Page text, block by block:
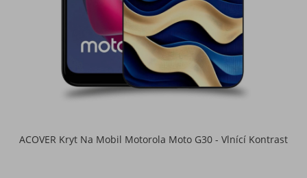
ACOVER Kryt Na Mobil Motorola Moto G30 - Vlnící Kontrast